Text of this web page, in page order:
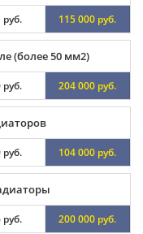
руб. 115 000 руб.
(более 50 мм2)
руб. 204 000 руб.
руб. 104 000 руб.
руб. 200 000 руб.